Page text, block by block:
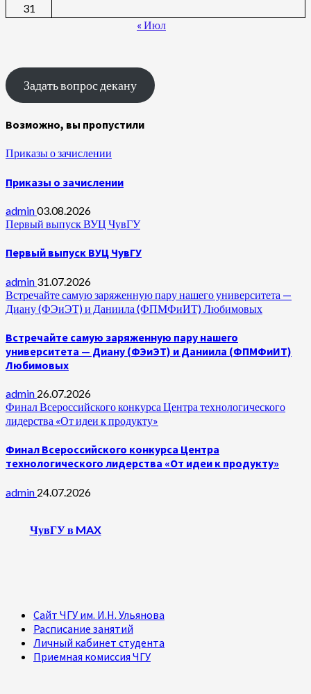
31
« Июл
Задать вопрос декану
Возможно, вы пропустили
Приказы о зачислении
Приказы о зачислении
admin03.08.2026
Первый выпуск ВУЦ ЧувГУ
Первый выпуск ВУЦ ЧувГУ
admin 31.07.2026
Встречайте самую заряженную пару нашего университета —
Диану (ФЭиЭТ) и Даниила (ФПМФиИТ) Любимовых
Встречайте самую заряженную пару нашего
университета — Диану (ФЭиЭТ) и Даниила (ФПМФиИТ)
Любимовых
admin 26.07.2026
Финал Всероссийского конкурса Центра технологического
лидерства «От идеи к продукту»
Финал Всероссийского конкурса Центра
технологического лидерства «От идеи к продукту»
admin 24.07.2026
ЧувГУ в MAX
Сайт ЧГУ им. И.Н. Ульянова
Расписание занятий
Личный кабинет студента
Приемная комиссия ЧГУ